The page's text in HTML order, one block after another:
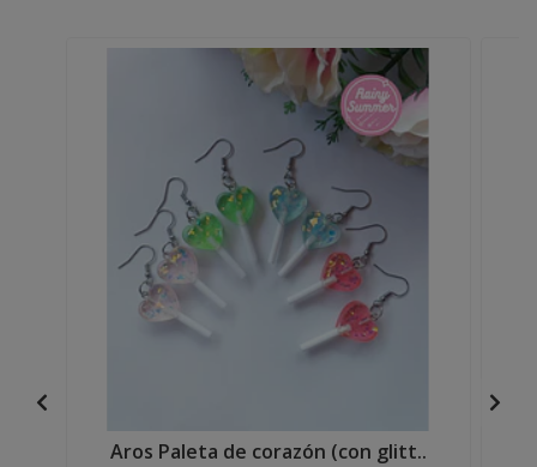
Aros Paleta de corazón (con glitt..